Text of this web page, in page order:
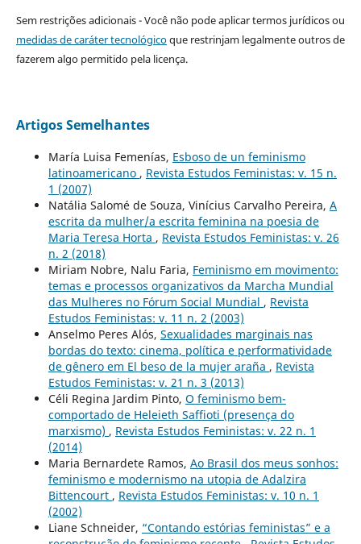
Sem restrições adicionais - Você não pode aplicar termos jurídicos ou
medidas de caráter tecnológicoque restrinjam legalmente outros de
fazerem algo permitido pela licença.
Artigos Semelhantes
María Luisa Femenías, Esboso de un feminismo
latinoamericano , Revista Estudos Feministas: v. 15 n.
1 (2007)
Natália Salomé de Souza, Vinícius Carvalho Pereira, A
escrita da mulher/a escrita feminina na poesia de
Maria Teresa Horta , Revista Estudos Feministas: v. 26
n. 2 (2018)
Miriam Nobre, Nalu Faria, Feminismo em movimento:
temas e processos organizativos da Marcha Mundial
das Mulheres no Fórum Social Mundial , Revista
Estudos Feministas: v. 11 n. 2 (2003)
Anselmo Peres Alós, Sexualidades marginais nas
bordas do texto: cinema, política e performatividade
de gênero em El beso de la mujer araña , Revista
Estudos Feministas: v. 21 n. 3 (2013)
Céli Regina Jardim Pinto, O feminismo bem-
comportado de Heleieth Saffioti (presença do
marxismo) , Revista Estudos Feministas: v. 22 n. 1
(2014)
Maria Bernardete Ramos, Ao Brasil dos meus sonhos:
feminismo e modernismo na utopia de Adalzira
Bittencourt , Revista Estudos Feministas: v. 10 n. 1
(2002)
Liane Schneider, “Contando estórias feministas” e a